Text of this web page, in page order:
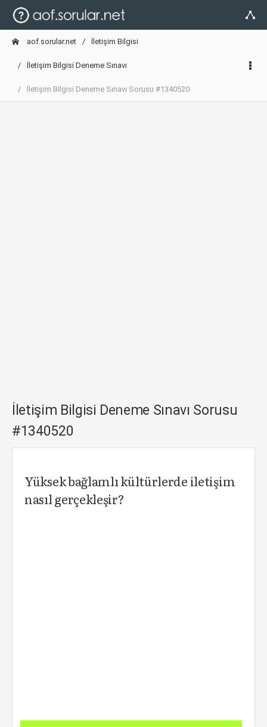
aof.sorular.net İletişim Bilgisi
İletişim Bilgisi Deneme Sınavı
İletişim Bilgisi Deneme Sınavı Sorusu #1340520
İletişim Bilgisi Deneme Sınavı Sorusu
#1340520
Yüksek bağlamlı kültürlerde iletişim
nasıl gerçekleşir?